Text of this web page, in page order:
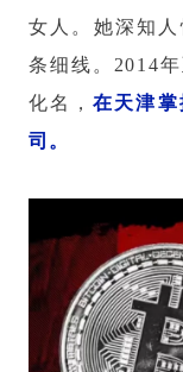
女人。她深知
条细线。2014
化名，在天津
司。